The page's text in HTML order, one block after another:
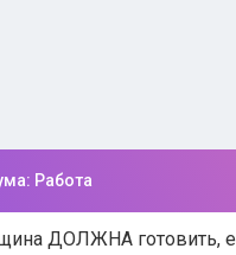
Работа
ДОЛЖНА готовить,